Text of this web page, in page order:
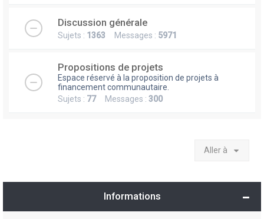
Discussion générale
Sujets : 1363 Messages : 5971
Propositions de projets
Espace réservé à la proposition de projets à
financement communautaire.
Sujets : 77Messages : 300
Aller à
Informations